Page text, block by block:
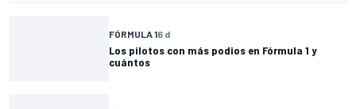
FÓRMULA 16 d
Los pilotos con más podios en Fórmula 1 y
cuántos